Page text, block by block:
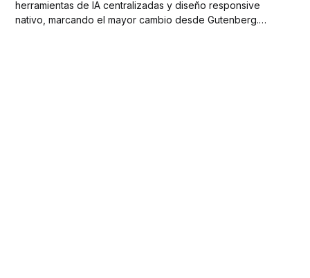
herramientas de IA centralizadas y diseño responsive
nativo, marcando el mayor cambio desde Gutenberg.